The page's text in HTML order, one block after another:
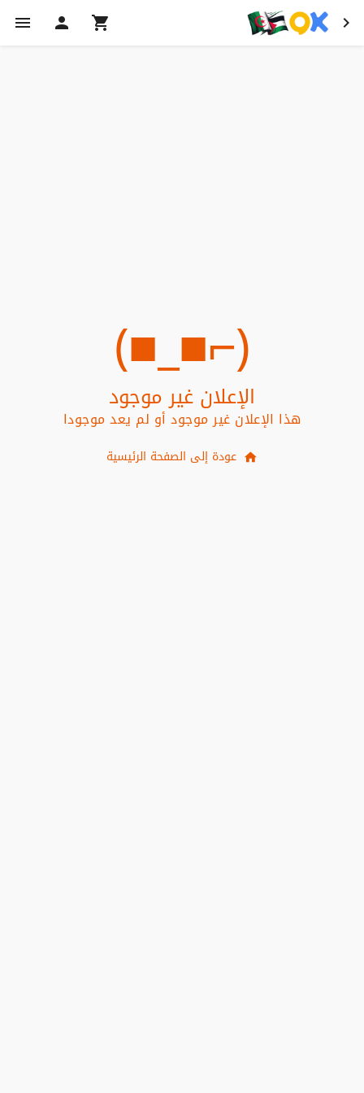
(⌐■_■)
الإعلان غير موجود
هذا الإعلان غير موجود أو لم يعد موجودا
عودة إلى الصفحة الرئيسية